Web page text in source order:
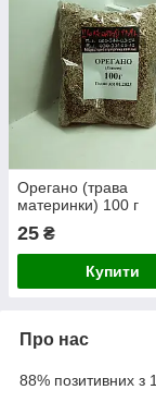
Орегано (трава
материнки) 100 г
25 ₴
Купити
Про нас
88% позитивних з